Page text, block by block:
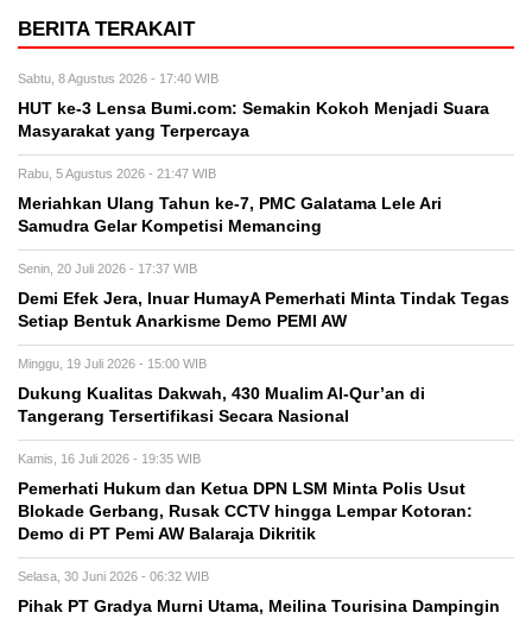
BERITA TERAKAIT
Sabtu, 8 Agustus 2026 - 17:40 WIB
HUT ke-3 Lensa Bumi.com: Semakin Kokoh Menjadi Suara
Masyarakat yang Terpercaya
Rabu, 5 Agustus 2026 - 21:47 WIB
Meriahkan Ulang Tahun ke-7, PMC Galatama Lele Ari
Samudra Gelar Kompetisi Memancing
Senin, 20 Juli 2026 - 17:37 WIB
Demi Efek Jera, Inuar HumayA Pemerhati Minta Tindak Tegas
Setiap Bentuk Anarkisme Demo PEMI AW
Minggu, 19 Juli 2026 - 15:00 WIB
Dukung Kualitas Dakwah, 430 Mualim Al-Qur’an di
Tangerang Tersertifikasi Secara Nasional
Kamis, 16 Juli 2026 - 19:35 WIB
Pemerhati Hukum dan Ketua DPN LSM Minta Polis Usut
Blokade Gerbang, Rusak CCTV hingga Lempar Kotoran:
Demo di PT Pemi AW Balaraja Dikritik
Selasa, 30 Juni 2026 - 06:32 WIB
Pihak PT Gradya Murni Utama, Meilina Tourisina Dampingin